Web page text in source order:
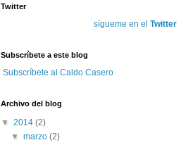
Twitter
sígueme en el Twitter
Subscríbete a este blog
Subscríbete al Caldo Casero
Archivo del blog
▼ 2014 (2)
▼marzo(2)